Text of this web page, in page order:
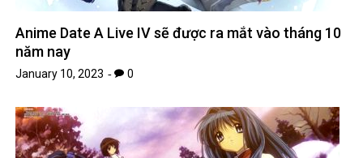
Anime Date A Live IV sẽ được ra mắt vào tháng 10
năm nay
January 10, 2023 0